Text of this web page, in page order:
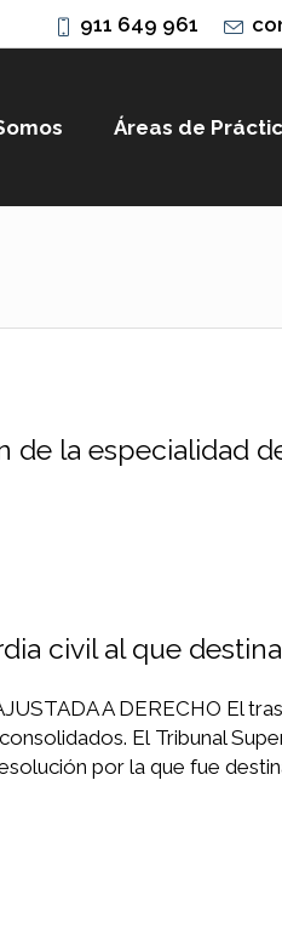
911 649 961
Áreas de
la especialidad
civil al que
A DERECHO El
El Tribunal
por la que fue